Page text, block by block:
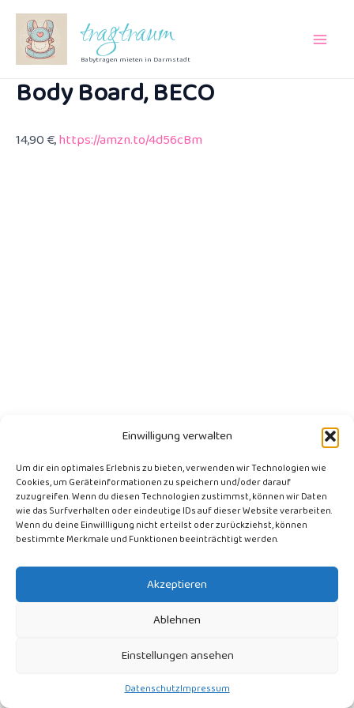
Einwilligung verwalten
Um dir ein optimales Erlebnis zu bieten, verwenden wir Technologien wie
Cookies, um Geräteinformationen zu speichern und/oder darauf
zuzugreifen. Wenn du diesen Technologien zustimmst, können wir Daten
wie das Surfverhalten oder eindeutige IDs auf dieser Website verarbeiten.
Wenn du deine Einwillligung nicht erteilst oder zurückziehst, können
bestimmte Merkmale und Funktionen beeinträchtigt werden.
Akzeptieren
Ablehnen
Einstellungen ansehen
DatenschutzImpressum
Zum
Inhalt
springen
tragtraum
Babytragen mieten in Darmstadt
Body Board, BECO
14,90 €,https://amzn.to/4d56cBm
AGB
Datenschutz
Haftung
Impressum